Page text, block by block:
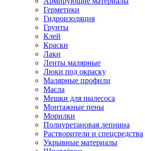
Герметики
Гидроизоляция
Грунты
Клей
Краски
Лаки
Ленты малярные
Люки под окраску
Малярные профили
Масла
Мешки для пылесоса
Монтажные пены
Морилки
Полиуретановая лепнина
Растворители и спецсредства
Укрывные материалы